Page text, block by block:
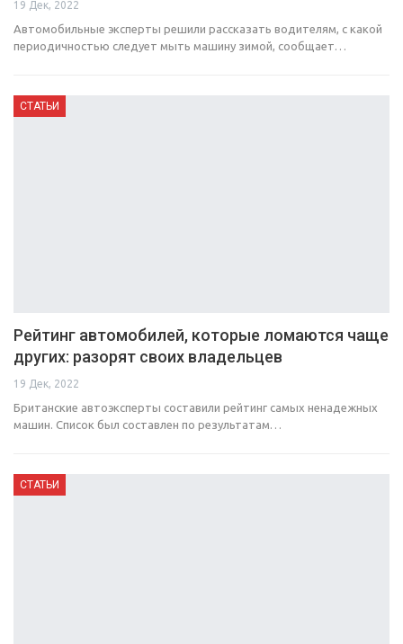
19 Дек, 2022
Автомобильные эксперты решили рассказать водителям, с какой
периодичностью следует мыть машину зимой, сообщает…
СТАТЬИ
Рейтинг автомобилей, которые ломаются чаще
других: разорят своих владельцев
19 Дек, 2022
Британские автоэксперты составили рейтинг самых ненадежных
машин. Список был составлен по результатам…
СТАТЬИ